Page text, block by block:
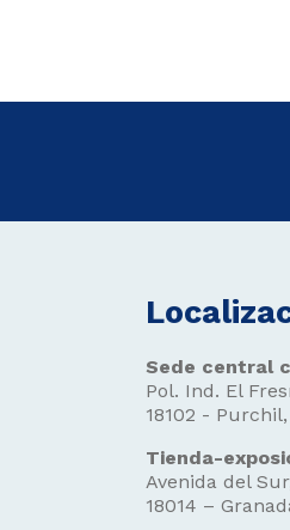
Sede central
Pol. Ind. El
18102 -
Tienda-
Avenida del
18014 –